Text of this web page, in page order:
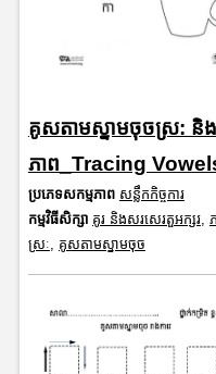
គូសតាមស្នាមចុចស្រ: និ
ភាព_Tracing
ប្រភេទសកម្មភាព សន្លឹកកិច្ចការ
កម្មវិធីសិក្សា គូរ និងសរសេរតួអក្សរ,
ស្រៈ
គូសតាមស្នាមចុច